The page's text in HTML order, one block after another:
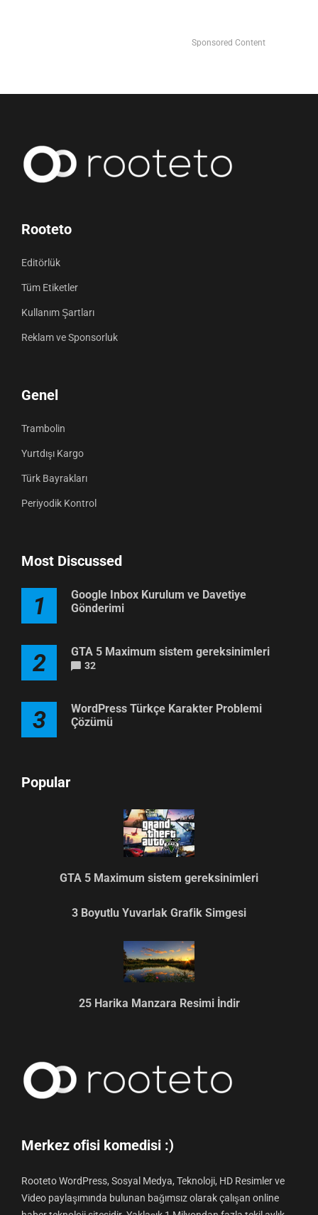
Sponsored Content
Rooteto
Editörlük
Tüm Etiketler
Kullanım Şartları
Reklam ve Sponsorluk
Genel
Trambolin
Yurtdışı Kargo
Türk Bayrakları
Periyodik Kontrol
Most Discussed
1
Google Inbox Kurulum ve Davetiye
Gönderimi
2 GTA 5 Maximum sistem gereksinimleri
32
3
WordPress Türkçe Karakter Problemi
Çözümü
Popular
GTA 5 Maximum sistem gereksinimleri
3 Boyutlu Yuvarlak Grafik Simgesi
25 Harika Manzara Resimi İndir
Merkez ofisi komedisi :)
Rooteto WordPress, Sosyal Medya, Teknoloji, HD Resimler ve
Video paylaşımında bulunan bağımsız olarak çalışan online